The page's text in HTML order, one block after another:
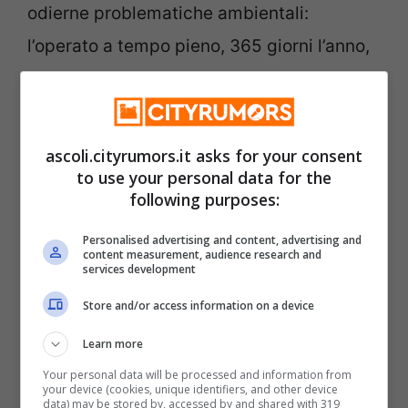
odierne problematiche ambientali:
l’operato a tempo pieno, 365 giorni l’anno,
delle serre di tutto il mondo, che va ad
alimentare un mercato internazionale che
vuole nutrire il gusto permanente di interi
popoli di consumatori. Poi, però,si trovano
frutti che difficilmente l’industria
agroalimentare più irreggimentare, come
le castagne.
Come è noto, la castagna è la regina
dell’autunno e si accompagna, nel suo
ambiente, ai cromatismi donati dal foliage
ascoli.cityrumors.it asks for your consent
to use your personal data for the
following purposes:
Personalised advertising and content, advertising and
content measurement, audience research and
services development
Store and/or access information on a device
Learn more
Your personal data will be processed and information from
your device (cookies, unique identifiers, and other device
data) may be stored by, accessed by and shared with 319